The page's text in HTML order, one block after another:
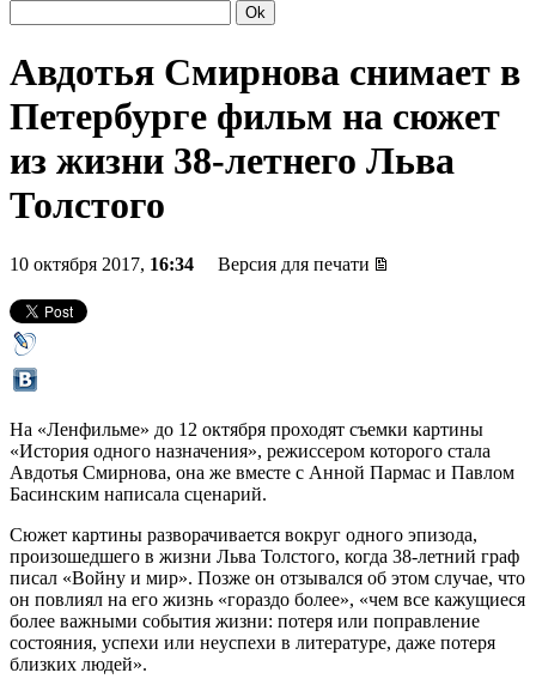
Авдотья Смирнова снимает в
Петербурге фильм на сюжет
из жизни 38-летнего Льва
Толстого
10 октября 2017, 16:34 Версия для печати
На «Ленфильме» до 12 октября проходят съемки картины
«История одного назначения», режиссером которого стала
Авдотья Смирнова, она же вместе с Анной Пармас и Павлом
Басинским написала сценарий.
Сюжет картины разворачивается вокруг одного эпизода,
произошедшего в жизни Льва Толстого, когда 38-летний граф
писал «Войну и мир». Позже он отзывался об этом случае, что
он повлиял на его жизнь «гораздо более», «чем все кажущиеся
более важными события жизни: потеря или поправление
состояния, успехи или неуспехи в литературе, даже потеря
близких людей».